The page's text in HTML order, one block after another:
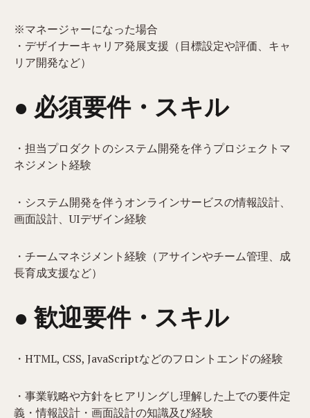
※マネージャーになった場合
・デザイナーキャリア発展支援（目標設定や評価、キャ
リア開発など）
● 必須要件・スキル
・担当プロダクトのシステム開発を伴うプロジェクトマ
ネジメント経験
・システム開発を伴うオンラインサービスの情報設計、
画面設計、UIデザイン経験
・チームマネジメント経験（アサインやチーム管理、成
長育成支援など）
● 歓迎要件・スキル
・HTML, CSS, JavaScriptなどのフロントエンドの経験
・事業戦略や方針をヒアリングし理解した上での要件定
義・情報設計・画面設計の知識及び経験